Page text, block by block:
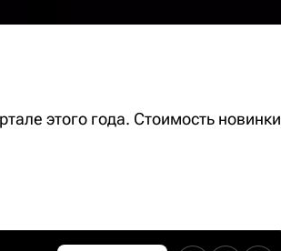
этого года. Стоимость новинки